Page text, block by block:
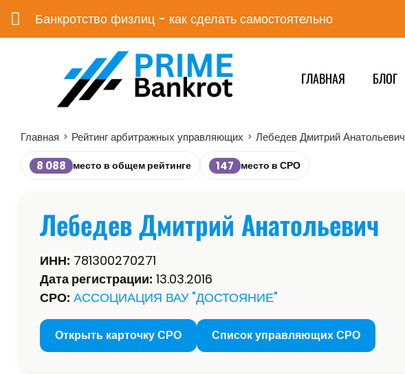
Банкротство физлиц - как сделать самостоятельно
ГЛАВНАЯ БЛОГ
Главная > Рейтинг арбитражных управляющих > Лебедев Дмитрий Анатольевич
8 088 место в общем рейтинге 147 место в СРО
Лебедев Дмитрий Анатольевич
ИНН: 781300270271
Дата регистрации: 13.03.2016
СРО: АССОЦИАЦИЯ ВАУ "ДОСТОЯНИЕ"
Открыть карточку СРО Список управляющих СРО